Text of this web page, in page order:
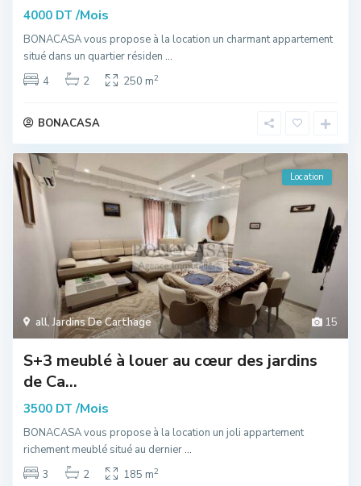
4000 DT /Mois
BONACASA vous propose à la location un charmant appartement
situé dans un quartier résiden ...
4
2 250 m2
BONACASA
15
all,Jardins De Carthage
Location
S+3 meublé à louer au cœur des jardins
de Ca...
3500 DT /Mois
BONACASA vous propose à la location un joli appartement
richement meublé situé au dernier...
3
2 185 m2